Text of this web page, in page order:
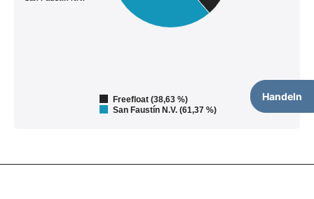
Handeln
Freefloat (38,63 %)
San Faustín N.V. (61,37 %)